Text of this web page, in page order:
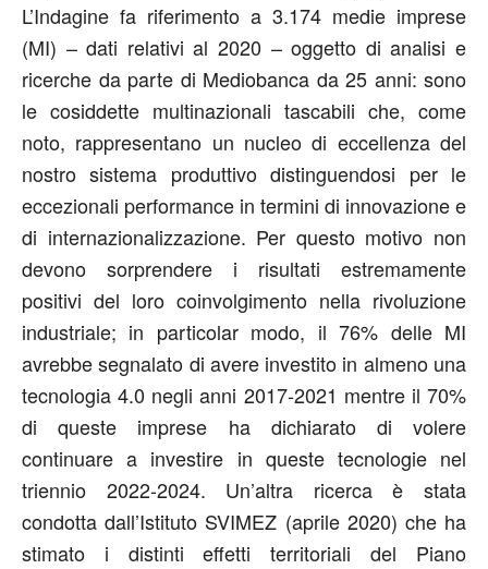
L’Indagine fa riferimento a 3.174 medie imprese
(MI) – dati relativi al 2020 – oggetto di analisi e
ricerche da parte di Mediobanca da 25 anni: sono
le cosiddette multinazionali tascabili che, come
noto, rappresentano un nucleo di eccellenza del
nostro sistema produttivo distinguendosi per le
eccezionali performance in termini di innovazione e
di internazionalizzazione. Per questo motivo non
devono sorprendere i risultati estremamente
positivi del loro coinvolgimento nella rivoluzione
industriale; in particolar modo, il 76% delle MI
avrebbe segnalato di avere investito in almeno una
tecnologia 4.0 negli anni 2017-2021 mentre il 70%
di queste imprese ha dichiarato di volere
continuare a investire in queste tecnologie nel
triennio 2022-2024. Un’altra ricerca è stata
condotta dall’Istituto SVIMEZ (aprile 2020) che ha
stimato i distinti effetti territoriali del Piano